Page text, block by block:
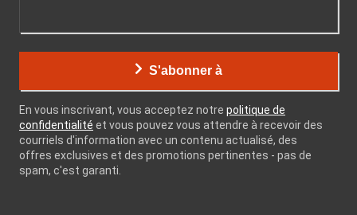
S'abonner à
En vous inscrivant, vous acceptez notre politique de
confidentialité et vous pouvez vous attendre à recevoir des
courriels d'information avec un contenu actualisé, des
offres exclusives et des promotions pertinentes - pas de
spam, c'est garanti.